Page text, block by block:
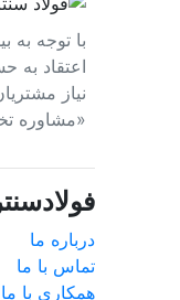
اعتقاد به
نیاز
«مشاوره
درباره ما
تماس با ما
همکاری با ما